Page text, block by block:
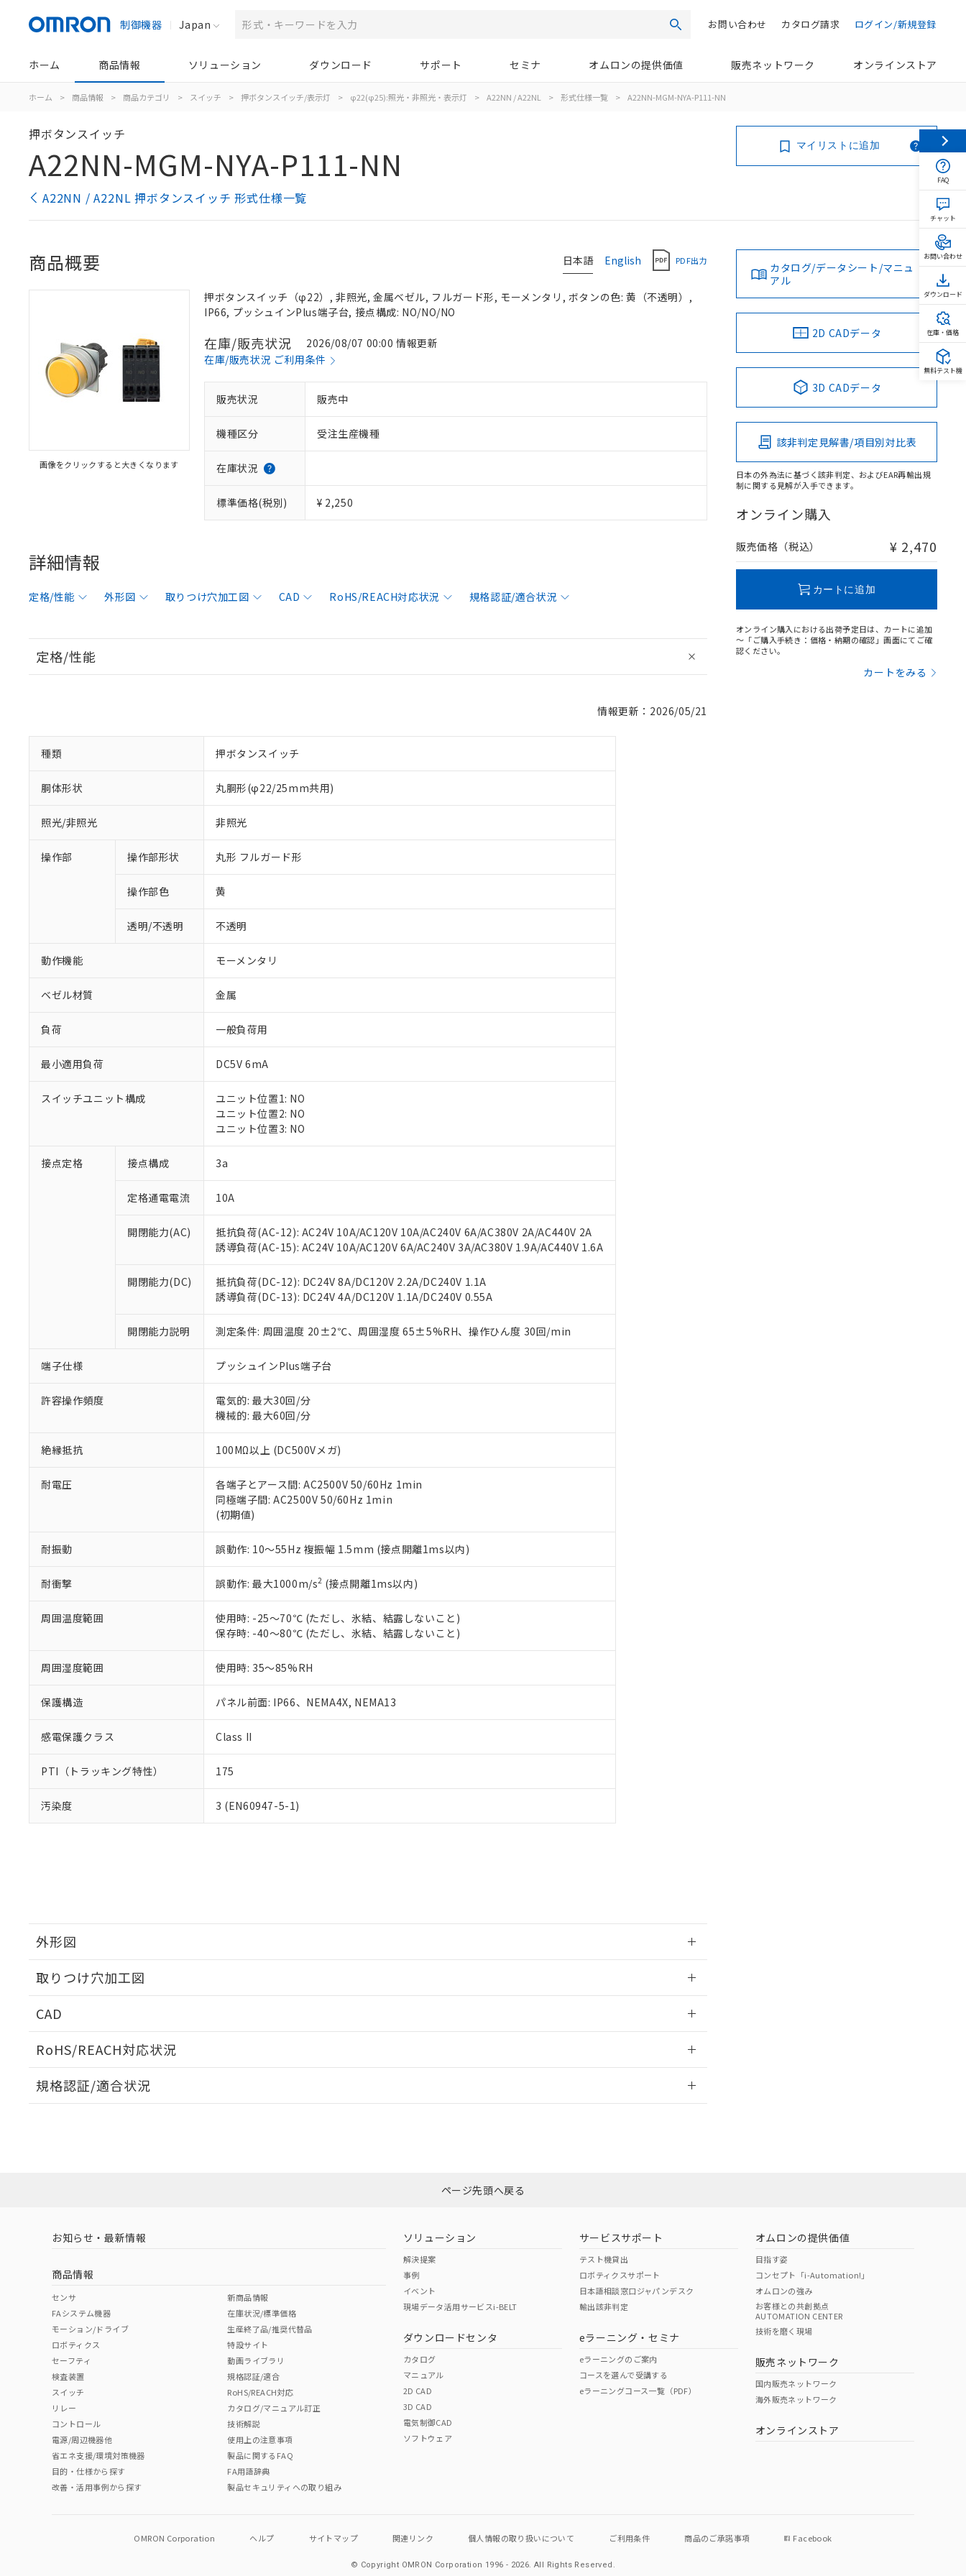
制御機器 Japan 検索 ログイン/新規登録
カタログ請求
お問い合わせ
ホーム 商品情報 ソリューション ダウンロード サポート セミナ オムロンの提供価値 販売ネットワーク オンラインストア
ホーム > 商品情報 > 商品カテゴリ > スイッチ > 押ボタンスイッチ/表示灯 > φ22(φ25):照光・非照光・表示灯 > A22NN / A22NL > 形式仕様一覧 > A22NN-MGM-NYA-P111-NN
押ボタンスイッチ
A22NN-MGM-NYA-P111-NN
A22NN / A22NL 押ボタンスイッチ 形式仕様一覧
マイリストに追加
日本語 English PDF出力
商品概要
画像をクリックすると大きくなります
押ボタンスイッチ（φ22）, 非照光, 金属ベゼル, フルガード形, モーメンタリ, ボタンの色: 黄（不透明）,
IP66, プッシュインPlus端子台, 接点構成: NO/NO/NO
在庫/販売状況
2026/08/07 00:00 情報更新
在庫/販売状況 ご利用条件
販売状況 販売中
機種区分 受注生産機種
在庫状況
標準価格(税別) ¥ 2,250
詳細情報
定格/性能 外形図 取りつけ穴加工図 CAD RoHS/REACH対応状況 規格認証/適合状況
定格/性能
情報更新：2026/05/21
種類 押ボタンスイッチ
胴体形状 丸胴形(φ22/25mm共用)
照光/非照光 非照光
操作部 操作部形状 丸形 フルガード形
操作部色 黄
透明/不透明 不透明
動作機能 モーメンタリ
ベゼル材質 金属
負荷 一般負荷用
最小適用負荷 DC5V 6mA
スイッチユニット構成
ユニット位置1: NO
ユニット位置2: NO
ユニット位置3: NO
接点定格 接点構成 3a
定格通電電流 10A
開閉能力(AC)
抵抗負荷(AC-12): AC24V 10A/AC120V 10A/AC240V 6A/AC380V 2A/AC440V 2A
誘導負荷(AC-15): AC24V 10A/AC120V 6A/AC240V 3A/AC380V 1.9A/AC440V 1.6A
開閉能力(DC)
抵抗負荷(DC-12): DC24V 8A/DC120V 2.2A/DC240V 1.1A
誘導負荷(DC-13): DC24V 4A/DC120V 1.1A/DC240V 0.55A
開閉能力説明 測定条件: 周囲温度 20±2℃、周囲湿度 65±5%RH、操作ひん度 30回/min
端子仕様 プッシュインPlus端子台
許容操作頻度
電気的: 最大30回/分
機械的: 最大60回/分
絶縁抵抗 100MΩ以上 (DC500Vメガ)
耐電圧
各端子とアース間: AC2500V 50/60Hz 1min
同極端子間: AC2500V 50/60Hz 1min
(初期値)
耐振動 誤動作: 10～55Hz 複振幅 1.5mm (接点開離1ms以内)
耐衝撃 誤動作: 最大1000m/s2 (接点開離1ms以内)
周囲温度範囲
使用時: -25～70℃ (ただし、氷結、結露しないこと)
保存時: -40～80℃ (ただし、氷結、結露しないこと)
周囲湿度範囲 使用時: 35～85%RH
保護構造 パネル前面: IP66、NEMA4X, NEMA13
感電保護クラス Class II
PTI（トラッキング特性） 175
汚染度 3 (EN60947-5-1)
外形図
取りつけ穴加工図
CAD
RoHS/REACH対応状況
EU RoHS 注意事項・凡例
ダウンロードはこちら
中国 RoHS 注意事項・凡例
中国 RoHS表
Pb Hg Cr(VI)
O O
"対応済み"や非含有の記載がされた商品であっても、流通在庫等で未対応品が混在する可能性があります。
非含有品が必要な際は、弊社営業部門もしくは販売店へお問い合わせください。
規格認証/適合状況
カタログ/データシート/マニュ
アル
2D CADデータ
3D CADデータ
該非判定見解書/項目別対比表
日本の外為法に基づく該非判定、およびEAR再輸出規
制に関する見解が入手できます。
オンライン購入
販売価格（税込） ¥ 2,470
カートに追加
オンライン購入における出荷予定日は、カートに追加
～「ご購入手続き：価格・納期の確認」画面にてご確
認ください。
カートをみる
以下の条件をお読みいただき、同意のうえご利用ください。
本サービスは、当社制御機器事業取扱商品の当社在庫状況および標準価格(税抜)を提供させていただ
くものです。
当社制御機器事業取扱商品の中には、本サービスの対象外となる商品もあることをご了承ください。
のであり、閲覧された時点での実際の在庫および標準価格とは異なる場合があることをご了承くださ
い。
正式な納期状況および標準価格はお客様のお取引先、またはお客様担当のオムロン制御機器販売店・
当社販売員にご相談ください。
オムロン制御機器販売店や当社販売拠点は「販売ネットワーク
」をご確認ください。
在庫状況および標準価格結果を当社の事前の承諾なく第三者に漏洩または開示しないようお願いしま
マイパーツ機能（部品リスト作成サービス）をご利用いただくには、I-Webメンバーズにご登録され
ている必要があります。
お客様が当ウェブサイト上で当社にご登録された部品リストについて、当社および当社の共同利用者
さい。
※当社の共同利用者とは、"個人情報の共同利用に関して"
の「1.共同利用者の範囲」に記載されて
いる法人を指します。
※1 対応状況
対応済み：EU RoHS指令（10物質）の非含有に対応した製品が提供可能な商品です。
対応予定：EU RoHS指令（10物質）の非含有に対応した製品に切り替える予定のある商品です。
対応予定なし：EU RoHS指令（10物質）の非含有に非対応の商品で、対応品を出す予定はありません。
仕入先様の事情により、非含有部品としていたものが、含有品と判明した場合などやむを得ず変更すること
があります。
*EU RoHS指令（10物質）：
鉛(Pb) 1000ppm以下、 水銀(Hg) 1000ppm以下、 カドミウム(Cd) 100ppm以下、
六価クロム(Cr(Ⅵ)) 1000ppm以下、ポリ臭化ビフェニル類(PBB) 1000ppm以下、ポリ臭化ジフェニルエーテル類(PBDE) 1000ppm以下、
但し、RoHS指令で産業用監視および制御機器に対する適用除外項目は除く。
フタル酸エステル類の４物質については閾値を超える意図的な使用がないことを確認しています。
※2 対応予定月
部品在庫の切り替え状況などにより、予定月が前後することがあります。
※3 非含有証明書ダウンロード
下記の非含有証明書をダウンロードすることができます。
EU RoHS指令（10物質）の非含有証明書
51物質の非含有証明書（当社基準）
※本証明書は発行日時点で非含有を証明するもので、過去に遡って非含有を証明するものではありません。
また、RoHS指令のフタル酸エステル類４物質の対応では、対応完了までの期間は出荷製品に未対応品が
混在することから備考欄に対応日を記載しておりました。
り割愛しております。
※1 中国RoHS○×表
「－」：未確認です。当社販売部門へお問い合わせください。
*中国RoHS10物質の基準値 (GB/T26572)：
Pb(鉛) :1000ppm、 Hg(水銀) : 1000ppm、 Cd(カドミウム) : 100ppm、
Cr(Ⅵ)(六価クロム) : 1000ppm、 PBBs(ポリ臭化ビフェニル類) : 1000ppm、 PBDEs(ポリ臭化ジフェニルエーテル類) : 1000ppm、
DBP(フタル酸ジブチル) : 1000ppm、 DIBP(フタル酸ジイソブチル) : 1000ppm、 BBP(フタル酸ブチルベンジル) : 1000ppm、
DEHP(フタル酸ビス(2-エチルヘキシル)) : 1000ppm
※2 環境保護使用期限
「ｅ」：有害物質（10物質）のすべてが基準値以下であることを示します。
「10」：通常の使用状況下において有害物質が外部に漏えいし、環境に深刻な影響を及ぼさない年数を意
味します。
当社は、これら貴社製品のうち、外国為替および外国貿易法に定める商品（以下｢規制貨物等」とい
う）を輸出または国外への提供する場合は、日本国政府の輸出許可(または役務取引許可)を取得する
当社は規制貨物を破棄する場合は、完全に破砕するなど、違法に輸出されないよう必要な手段を講じ
ます。
当社は貴社製品を、核兵器、ミサイル、化学兵器、生物兵器またはその他武器並びにこれらの製造装
当社は、貴社製品を第三者に販売する場合は、上記1、2および3の内容を当該第三者に通知します。
また当社は、販売先および販売に係わる関係者が違法に輸出するおそれがある場合は、取り引きをい
たしません。
記
号
説明
○ 一定数以上の在庫あり
△ 一定数には満たないが在庫あり
－
在庫なし(最新の在庫状況については、お客様のお取引先、またはお客様担当のオムロン制御
機器販売店・当社販売員にご確認ください)
空
白
受注生産機種、また在庫状況の情報を公開していない機種
ページ先頭へ戻る
お知らせ・最新情報
商品情報
センサ
FAシステム機器
モーション/ドライブ
ロボティクス
セーフティ
検査装置
スイッチ
リレー
コントロール
電源/周辺機器他
省エネ支援/環境対策機器
目的・仕様から探す
改善・活用事例から探す
新商品情報
在庫状況/標準価格
生産終了品/推奨代替品
特設サイト
動画ライブラリ
規格認証/適合
RoHS/REACH対応
カタログ/マニュアル訂正
技術解説
使用上の注意事項
製品に関するFAQ
FA用語辞典
製品セキュリティへの取り組み
ソリューション
解決提案
事例
イベント
現場データ活用サービスi-BELT
ダウンロードセンタ
カタログ
マニュアル
2D CAD
3D CAD
電気制御CAD
ソフトウェア
サービスサポート
テスト機貸出
ロボティクスサポート
日本語相談窓口ジャパンデスク
輸出該非判定
eラーニング・セミナ
eラーニングのご案内
コースを選んで受講する
eラーニングコース一覧（PDF）
オムロンの提供価値
目指す姿
コンセプト「i-Automation!」
オムロンの強み
お客様との共創拠点
AUTOMATION CENTER
技術を磨く現場
販売ネットワーク
国内販売ネットワーク
海外販売ネットワーク
オンラインストア
OMRON Corporation ヘルプ サイトマップ 関連リンク 個人情報の取り扱いについて ご利用条件 商品のご承諾事項 Facebook
© Copyright OMRON Corporation 1996 - 2026.All Rights Reserved.
FAQ
チャット
お問い合わせ
ダウンロード
在庫・価格
無料テスト機